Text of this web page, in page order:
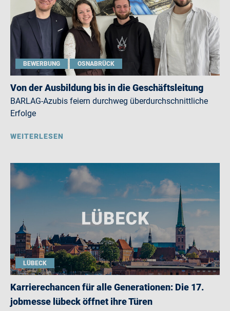
BEWERBUNG OSNABRÜCK
Von der Ausbildung bis in die Geschäftsleitung
BARLAG-Azubis feiern durchweg überdurchschnittliche
Erfolge
WEITERLESEN
LÜBECK
Karrierechancen für alle Generationen: Die 17.
jobmesse lübeck öffnet ihre Türen